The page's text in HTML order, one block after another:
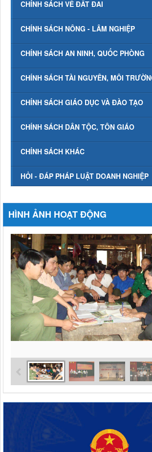
CHÍNH SÁCH VỀ ĐẤT ĐAI
CHÍNH SÁCH NÔNG - LÂM NGHIỆP
CHÍNH SÁCH AN NINH, QUỐC PHÒNG
CHÍNH SÁCH TÀI NGUYÊN, MÔI
CHÍNH SÁCH GIÁO DỤC VÀ ĐÀO TẠO
CHÍNH SÁCH DÂN TỘC, TÔN GIÁO
CHÍNH SÁCH KHÁC
HỎI - ĐÁP PHÁP LUẬT DOANH NGHIỆP
HÌNH ẢNH HOẠT ĐỘNG